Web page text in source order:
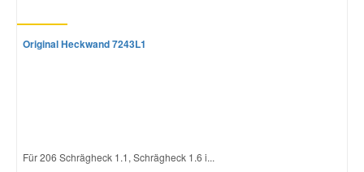
Original Heckwand 7243L1
Für 206 Schrägheck 1.1, Schrägheck 1.6 i...
Nissan Ersatzteile
Skoda Ersatzteile